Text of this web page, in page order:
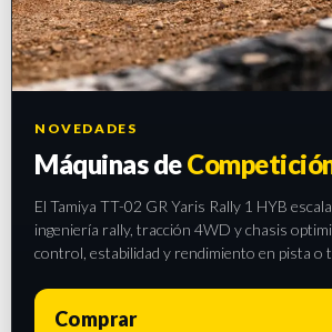
NOVEDADES
Máquinas de
El Tamiya TT-02 GR Yaris Rally 1 HYB
ingeniería rally, tracción 4WD y chasis
control, estabilidad y rendimiento en pista o
Comprar